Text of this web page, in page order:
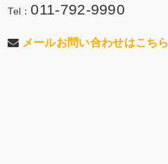
Tel：011-792-9990
メールお問い合わせはこちら